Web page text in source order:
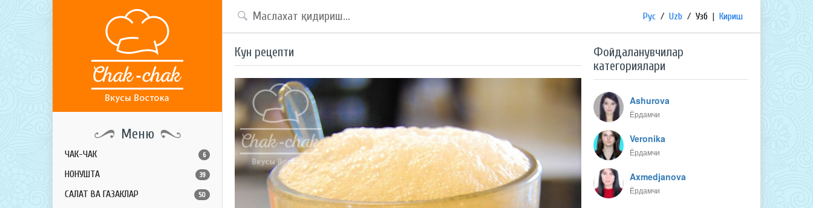
Меню
ЧАК-ЧАК 6
НОНУШТА 39
САЛАТ ВА ГАЗАКЛАР 50
Рус / Uzb / Узб | Кириш
Кун рецепти
Фойдаланувчилар
категориялари
Ashurova
Ёрдамчи
Veronika
Ёрдамчи
Axmedjanova
Ёрдамчи